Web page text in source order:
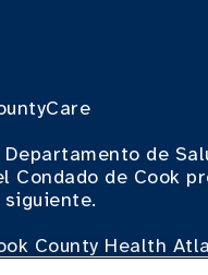
Departamento de
Condado de Cook
siguiente.
County Health